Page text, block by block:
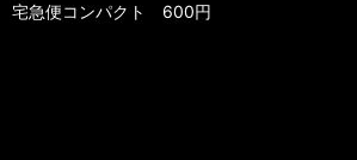
宅急便コンパクト 600円